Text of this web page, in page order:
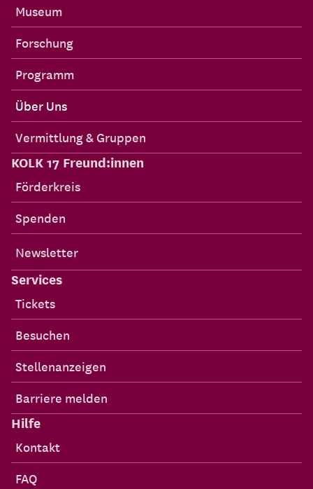
Museum
Forschung
Programm
Über Uns
Vermittlung & Gruppen
KOLK 17 Freund:innen
Förderkreis
Spenden
Newsletter
Services
Tickets
Besuchen
Stellenanzeigen
Barriere melden
Hilfe
Kontakt
FAQ